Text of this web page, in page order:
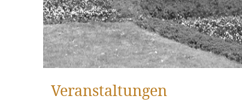
Veranstaltungen